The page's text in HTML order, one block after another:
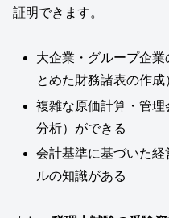
証明できます。
大企業・グループ企
とめた財務諸表の作成
複雑な原価計算・管
分析）ができる
会計基準に基づいた
ルの知識がある